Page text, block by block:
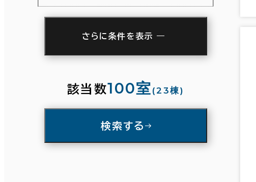
入居可能時期
さらに条件を表示
該当数100室(23棟)
検索する
条件で絞り込む